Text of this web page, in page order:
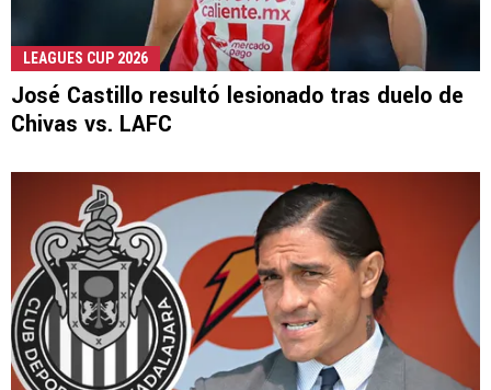
LEAGUES CUP 2026
José Castillo resultó lesionado tras duelo de
Chivas vs. LAFC